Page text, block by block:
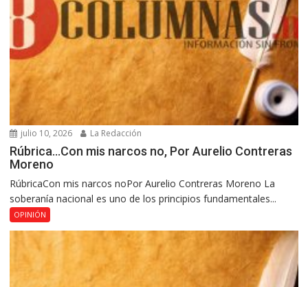
julio 10, 2026 La Redacción
Rúbrica…Con mis narcos no, Por Aurelio Contreras
Moreno
RúbricaCon mis narcos noPor Aurelio Contreras Moreno La
soberanía nacional es uno de los principios fundamentales...
OPINIÓN